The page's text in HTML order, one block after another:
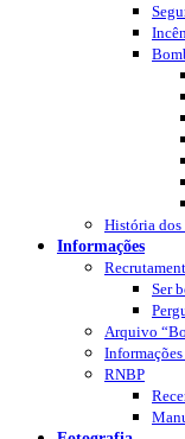
História
Informações
Ser
Arquivo
RNBP